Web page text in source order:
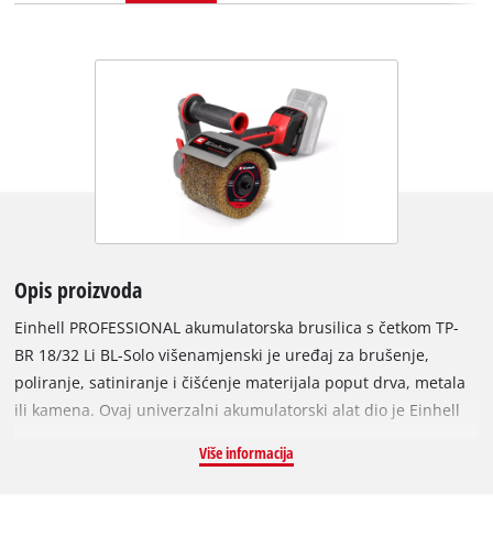
Opis proizvoda
Einhell PROFESSIONAL akumulatorska brusilica s četkom TP-
BR 18/32 Li BL-Solo višenamjenski je uređaj za brušenje,
poliranje, satiniranje i čišćenje materijala poput drva, metala
ili kamena. Ovaj univerzalni akumulatorski alat dio je Einhell
i punjačima sustava. Pogon osigurava Einhell Brushless motor
Više informacija